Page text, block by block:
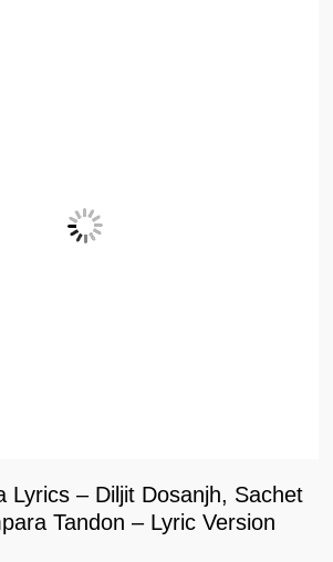
Lyrics – Diljit Dosanjh, Sachet
Tandon – Lyric Version